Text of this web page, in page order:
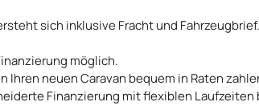
sich inklusive Fracht und Fahrzeugbrief.
möglich.
Ihren neuen Caravan bequem in Raten
Finanzierung mit flexiblen Laufzeiten